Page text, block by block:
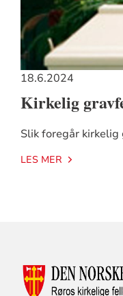
18.6.2024
Kirkelig
Slik foregår kirkelig
LES MER